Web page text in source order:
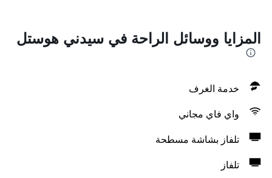
المزايا ووسائل الراحة في سيدني هوستل
خدمة الغرف
واي فاي مجاني
تلفاز بشاشة مسطحة
تلفاز